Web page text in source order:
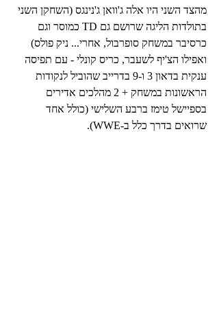
מהצד השני היו אלה ג'וואן ג'נינגס (השחקן השני
בתולדות הליגה שרושם גם TD כמוסר וגם
כרסיבר במשחק סופרבול, אחרי... ניק פולס)
ואפילו הצ'יף לשעבר, כריס קונלי - עם תפיסה
ענקית בדאון 3 ו-9 בדרייב שהוביל לנקודות
הראשונות במשחק + 2 מהלכים אדירים
בספיישל טימז ברבע השלישי (כולל אחד
שרואים בדרך כלל ב-WWE).